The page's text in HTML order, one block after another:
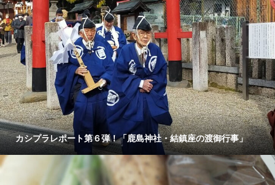
カシプラレポート第６弾！「鹿島神社・結鎮座の渡御行事」